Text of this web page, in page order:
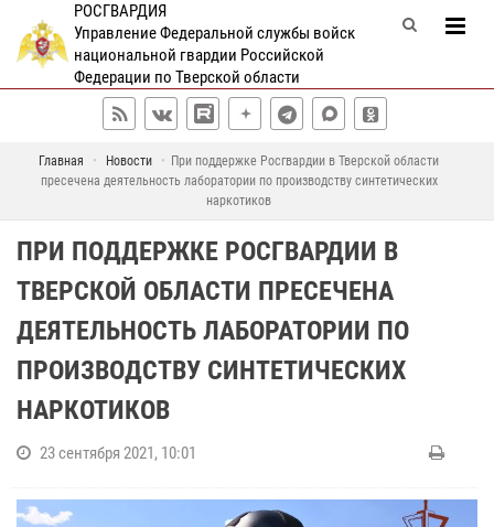
РОСГВАРДИЯ
Управление Федеральной службы войск
национальной гвардии Российской
Федерации по Тверской области
Главная Новости
При поддержке Росгвардии в Тверской области
пресечена деятельность лаборатории по производству синтетических
наркотиков
ПРИ ПОДДЕРЖКЕ РОСГВАРДИИ В
ТВЕРСКОЙ ОБЛАСТИ ПРЕСЕЧЕНА
ДЕЯТЕЛЬНОСТЬ ЛАБОРАТОРИИ ПО
ПРОИЗВОДСТВУ СИНТЕТИЧЕСКИХ
НАРКОТИКОВ
23 сентября 2021, 10:01